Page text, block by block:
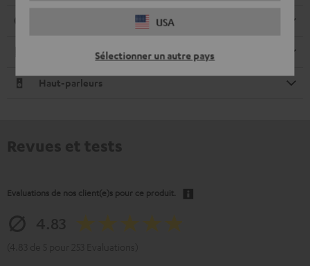
USA
Sélectionner un autre pays
Electronique
Haut-parleurs
Evaluations de nos client(e)s pour ce produit.